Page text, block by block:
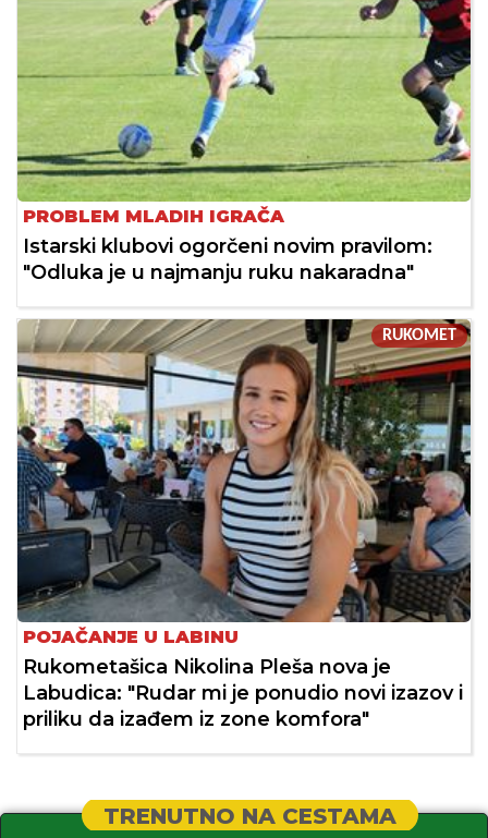
PROBLEM MLADIH IGRAČA
Istarski klubovi ogorčeni novim pravilom:
"Odluka je u najmanju ruku nakaradna"
RUKOMET
POJAČANJE U LABINU
Rukometašica Nikolina Pleša nova je
Labudica: "Rudar mi je ponudio novi izazov i
priliku da izađem iz zone komfora"
TRENUTNO NA CESTAMA